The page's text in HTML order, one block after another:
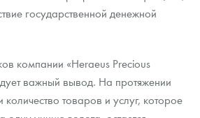
государственной денежной
компании «Heraeus Precious
важный вывод. На протяжении
товаров и услуг, которое